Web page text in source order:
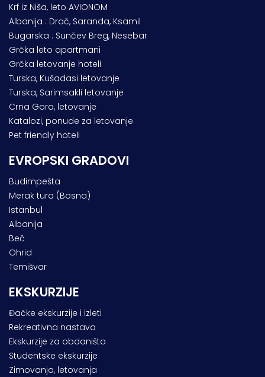
Krf iz Niša, leto AVIONOM
Albanija : Drač, Saranda, Ksamil
Bugarska : Sunčev Breg, Nesebar
Grčka leto apartmani
Grčka letovanje hoteli
Turska, Kušadasi letovanje
Turska, Sarimsakli letovanje
Crna Gora, letovanje
Katalozi, ponude za letovanje
Pet friendly hoteli
EVROPSKI GRADOVI
Budimpešta
Merak tura (Bosna)
Istanbul
Albanija
Beč
Ohrid
Temišvar
EKSKURZIJE
Đačke ekskurzije i izleti
Rekreativna nastava
Ekskurzije za obdaništa
Studentske ekskurzije
Zimovanja, letovanja